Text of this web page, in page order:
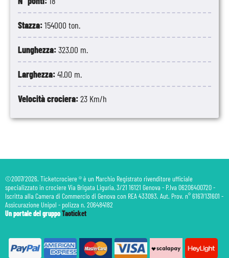
Stazza:154000 ton.
Lunghezza:323.00 m.
Larghezza:41.00 m.
Velocità crociera:23 Km/h
©2007/2026. Ticketcrociere ® è un Marchio Registrato rivenditore ufficiale
specializzato in crociere Via Brigata Liguria, 3/21 16121 Genova - P.Iva 06206400720 -
Iscritta alla Camera di Commercio di Genova con REA 433093. Aut. Prov. n° 6167/131601 -
Assicurazione Unipol - polizza n. 206484182
Un portale del gruppoTaoticket